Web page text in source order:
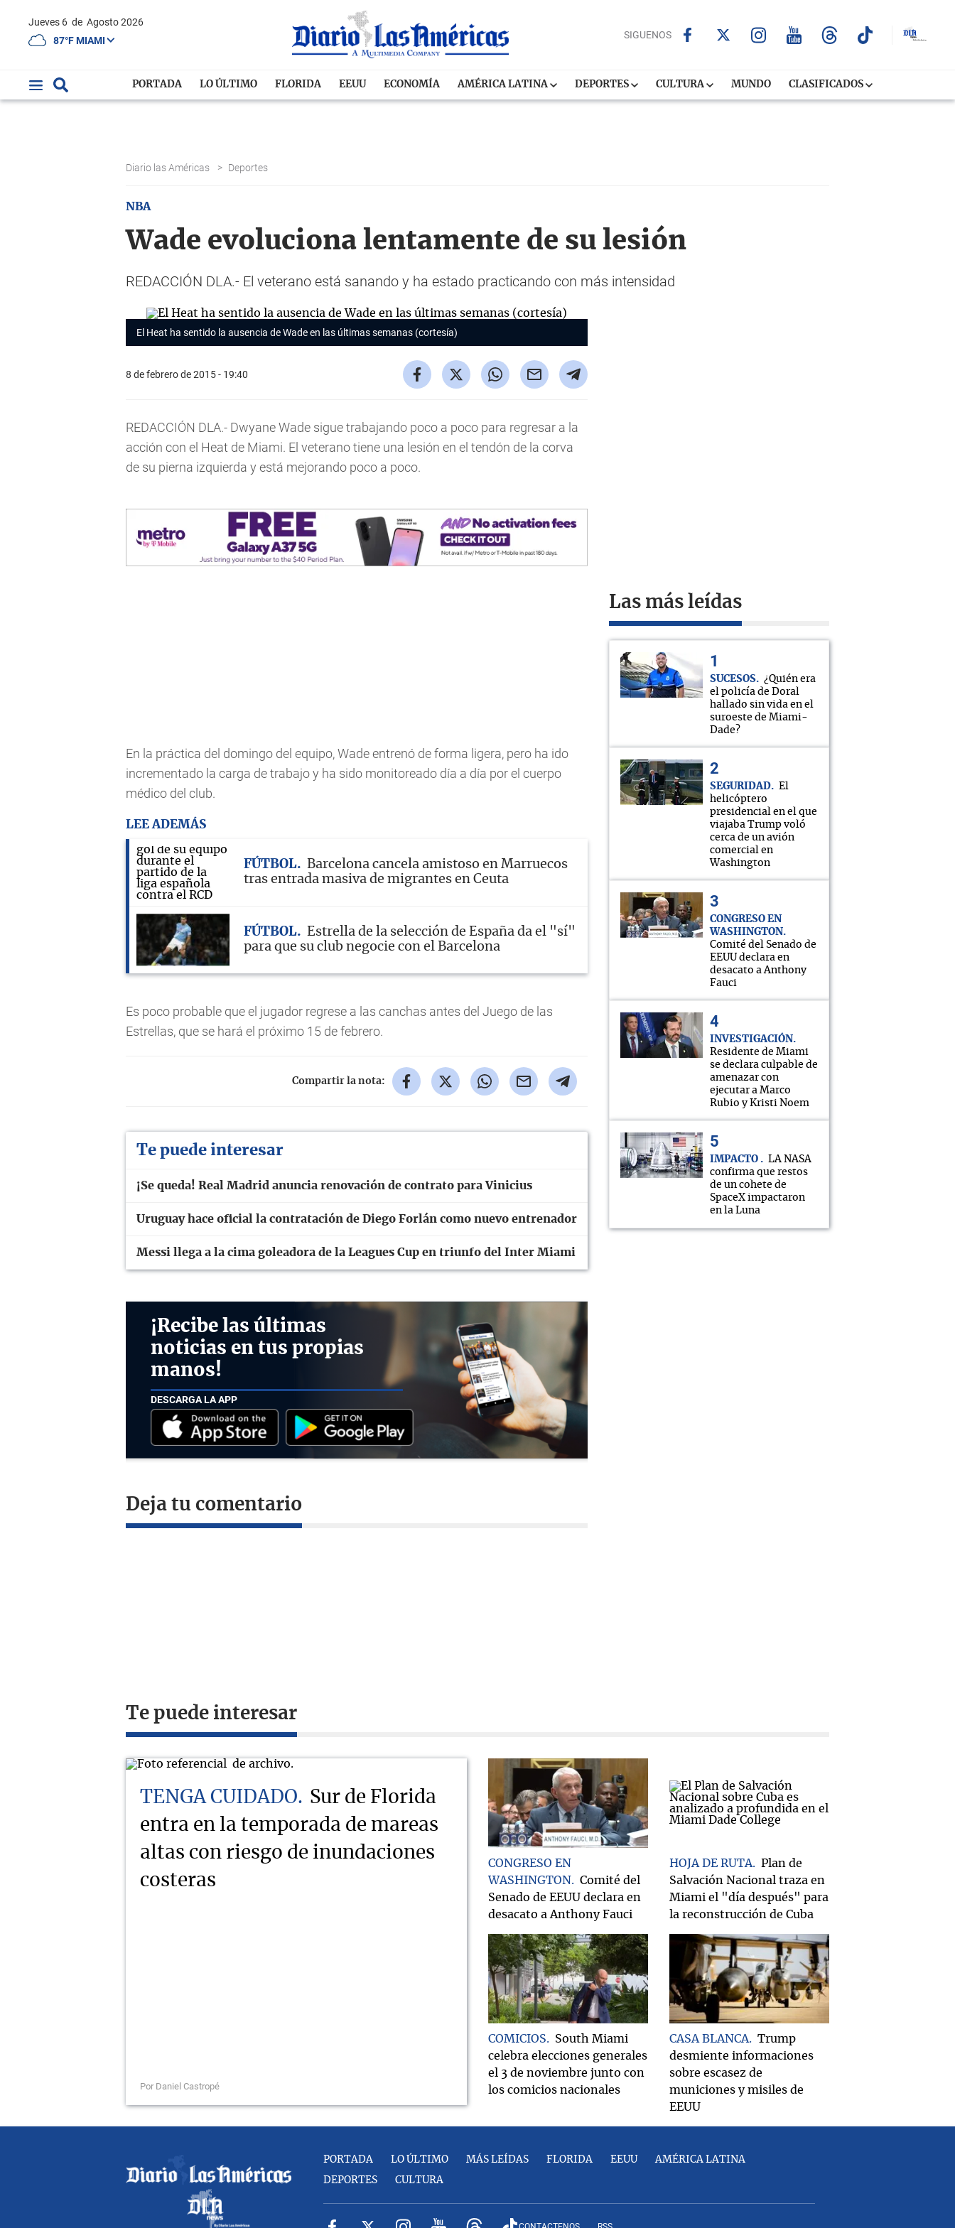
Jueves 6 de Agosto 2026
87°F MIAMI
SIGUENOS
PORTADA LO ÚLTIMO FLORIDA EEUU ECONOMÍA AMÉRICA LATINA DEPORTES CULTURA MUNDO CLASIFICADOS
Diario las Américas > Deportes
NBA
Wade evoluciona lentamente de su lesión
REDACCIÓN DLA.- El veterano está sanando y ha estado practicando con más intensidad
El Heat ha sentido la ausencia de Wade en las últimas semanas (cortesía)
8 de febrero de 2015 - 19:40
REDACCIÓN DLA.- Dwyane Wade sigue trabajando poco a poco para regresar a la
acción con el Heat de Miami. El veterano tiene una lesión en el tendón de la corva
de su pierna izquierda y está mejorando poco a poco.
En la práctica del domingo del equipo, Wade entrenó de forma ligera, pero ha ido
incrementado la carga de trabajo y ha sido monitoreado día a día por el cuerpo
médico del club.
LEE ADEMÁS
FÚTBOL
Barcelona cancela amistoso en Marruecos
tras entrada masiva de migrantes en Ceuta
FÚTBOL
Estrella de la selección de España da el "sí"
para que su club negocie con el Barcelona
Es poco probable que el jugador regrese a las canchas antes del Juego de las
Estrellas, que se hará el próximo 15 de febrero.
Compartir la nota:
Te puede interesar
¡Se queda! Real Madrid anuncia renovación de contrato para Vinicius
Uruguay hace oficial la contratación de Diego Forlán como nuevo entrenador
Messi llega a la cima goleadora de la Leagues Cup en triunfo del Inter Miami
¡Recibe las últimas
noticias en tus propias
manos!
DESCARGA LA APP
Deja tu comentario
Las más leídas
SUCESOS
¿Quién era
el policía de Doral
hallado sin vida en el
suroeste de Miami-
Dade?
SEGURIDAD
El
helicóptero
presidencial en el que
viajaba Trump voló
cerca de un avión
comercial en
Washington
CONGRESO EN
WASHINGTON
Comité del Senado de
EEUU declara en
desacato a Anthony
Fauci
INVESTIGACIÓN
Residente de Miami
se declara culpable de
amenazar con
ejecutar a Marco
Rubio y Kristi Noem
IMPACTO
LA NASA
confirma que restos
de un cohete de
SpaceX impactaron
en la Luna
Te puede interesar
TENGA CUIDADO
Sur de Florida
entra en la temporada de mareas
altas con riesgo de inundaciones
costeras
Por Daniel Castropé
CONGRESO EN
WASHINGTON
Comité del
Senado de EEUU declara en
desacato a Anthony Fauci
HOJA DE RUTA
Plan de
Salvación Nacional traza en
Miami el "día después" para
la reconstrucción de Cuba
COMICIOS
South Miami
celebra elecciones generales
el 3 de noviembre junto con
los comicios nacionales
CASA BLANCA
Trump
desmiente informaciones
sobre escasez de
municiones y misiles de
EEUU
PORTADA LO ÚLTIMO MÁS LEÍDAS FLORIDA EEUU AMÉRICA LATINA
DEPORTES CULTURA